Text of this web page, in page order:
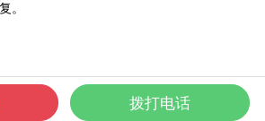
。
拨打电话